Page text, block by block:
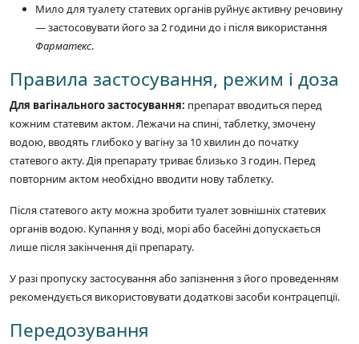
Мило для туалету статевих органів руйнує активну речовину
— застосовувати його за 2 години до і після використання
Фарматекс.
Правила застосування, режим і доза
Для вагінального застосування: препарат вводиться перед
кожним статевим актом. Лежачи на спині, таблетку, змочену
водою, вводять глибоко у вагіну за 10 хвилин до початку
статевого акту. Дія препарату триває близько 3 годин. Перед
повторним актом необхідно вводити нову таблетку.
Після статевого акту можна зробити туалет зовнішніх статевих
органів водою. Купання у воді, морі або басейні допускається
лише після закінчення дії препарату.
У разі пропуску застосування або запізнення з його проведенням
рекомендується використовувати додаткові засоби контрацепції.
Передозування